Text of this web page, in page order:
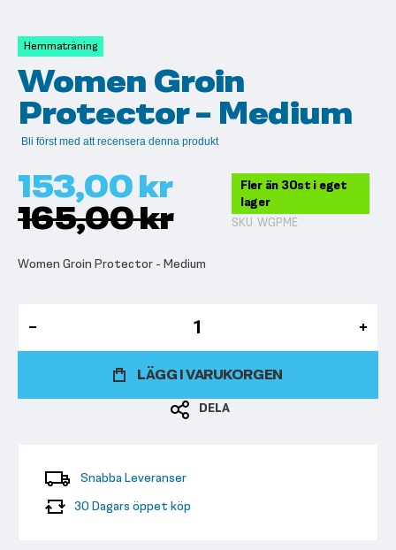
av
bildgalleriet
Hemmaträning
Women Groin
Protector - Medium
Bli först med att recensera denna produkt
153,00 kr
165,00 kr
Fler än 30st i eget
lager
SKU WGPME
Women Groin Protector - Medium
LÄGG I VARUKORGEN
DELA
Snabba Leveranser
30 Dagars öppet köp